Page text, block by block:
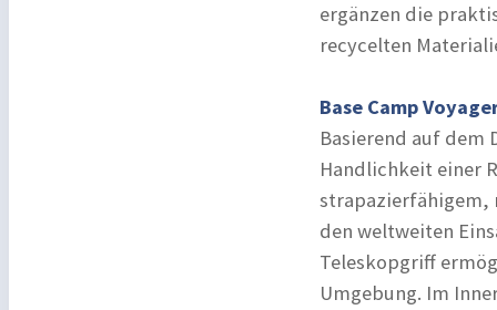
ergänzen die
recycelten
Base Camp
Basierend auf dem
Handlichkeit einer
strapazierfähigem,
den weltweiten
Teleskopgriff
Umgebung. Im